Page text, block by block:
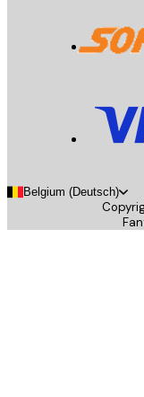
Belgium (Deutsch)